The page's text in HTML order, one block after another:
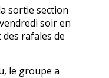
sortie section
soir en
rafales de
le groupe a